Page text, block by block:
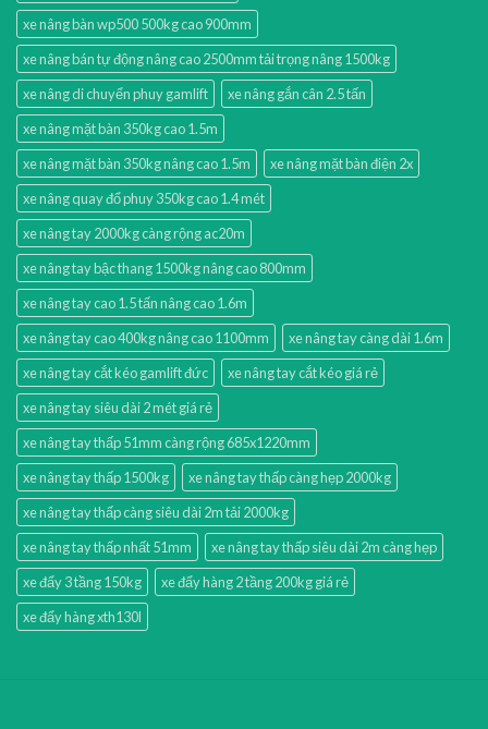
xe nâng bàn wp500 500kg cao 900mm
xe nâng bán tự động nâng cao 2500mm tải trọng nâng 1500kg
xe nâng di chuyển phuy gamlift
xe nâng gắn cân 2.5 tấn
xe nâng mặt bàn 350kg cao 1.5m
xe nâng mặt bàn 350kg nâng cao 1.5m
xe nâng mặt bàn điện 2x
xe nâng quay đổ phuy 350kg cao 1.4 mét
xe nâng tay 2000kg càng rộng ac20m
xe nâng tay bậc thang 1500kg nâng cao 800mm
xe nâng tay cao 1.5 tấn nâng cao 1.6m
xe nâng tay cao 400kg nâng cao 1100mm
xe nâng tay càng dài 1.6m
xe nâng tay cắt kéo gamlift đức
xe nâng tay cắt kéo giá rẻ
xe nâng tay siêu dài 2 mét giá rẻ
xe nâng tay thấp 51mm càng rộng 685x1220mm
xe nâng tay thấp 1500kg
xe nâng tay thấp càng hẹp 2000kg
xe nâng tay thấp càng siêu dài 2m tải 2000kg
xe nâng tay thấp nhất 51mm
xe nâng tay thấp siêu dài 2m càng hẹp
xe đẩy 3 tầng 150kg
xe đẩy hàng 2 tầng 200kg giá rẻ
xe đẩy hàng xth130l